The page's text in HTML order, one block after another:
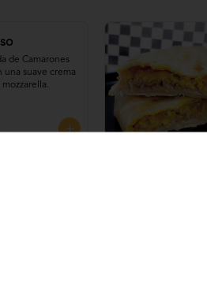
de Camarones
una suave crema
Jugosa de lomo
del Perú,
fresco, tomate y